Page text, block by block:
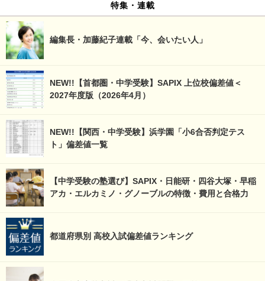
特集・連載
編集長・加藤紀子連載「今、会いたい人」
NEW!!【首都圏・中学受験】SAPIX 上位校偏差値＜
2027年度版（2026年4月）
NEW!!【関西・中学受験】浜学園「小6合否判定テス
ト」偏差値一覧
【中学受験の塾選び】SAPIX・日能研・四谷大塚・早稲
アカ・エルカミノ・グノーブルの特徴・費用と合格力
都道府県別 高校入試偏差値ランキング